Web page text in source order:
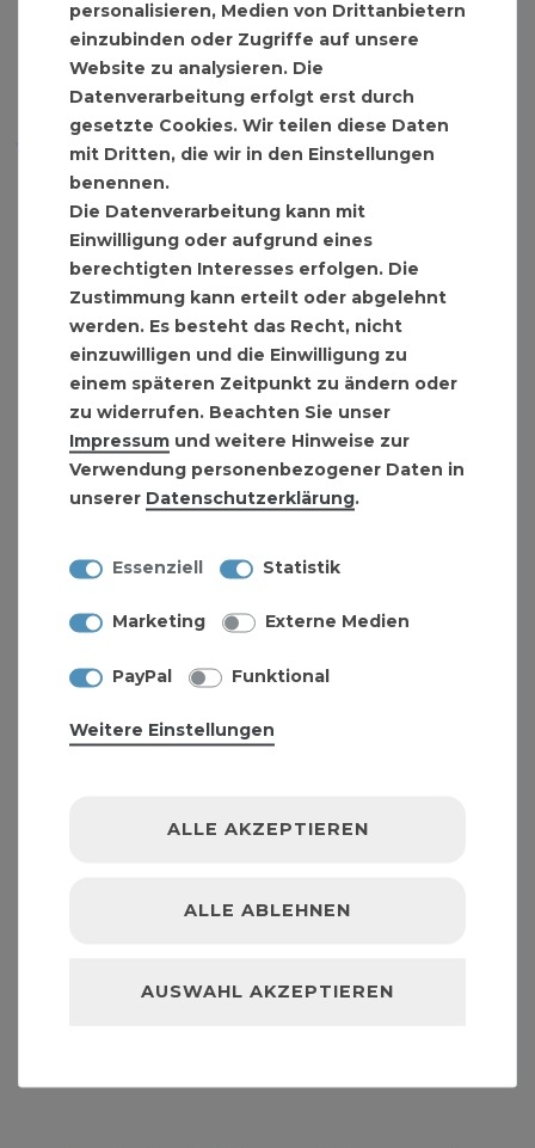
Befestigungs-Sortiment 5 Tabletts 1000 tlg.
personalisieren, Medien von Drittanbietern
einzubinden oder Zugriffe auf unsere
Website zu analysieren. Die
Datenverarbeitung erfolgt erst durch
gesetzte Cookies. Wir teilen diese Daten
mit Dritten, die wir in den Einstellungen
benennen.
Die Datenverarbeitung kann mit
Einwilligung oder aufgrund eines
berechtigten Interesses erfolgen. Die
Zustimmung kann erteilt oder abgelehnt
werden. Es besteht das Recht, nicht
einzuwilligen und die Einwilligung zu
einem späteren Zeitpunkt zu ändern oder
zu widerrufen. Beachten Sie unser
Impressum und weitere Hinweise zur
Verwendung personenbezogener Daten in
unserer Daten­schutz­erklärung.
Essenziell Statistik
Marketing Externe Medien
PayPal Funktional
Weitere Einstellungen
ALLE AKZEPTIEREN
ALLE ABLEHNEN
AUSWAHL AKZEPTIEREN